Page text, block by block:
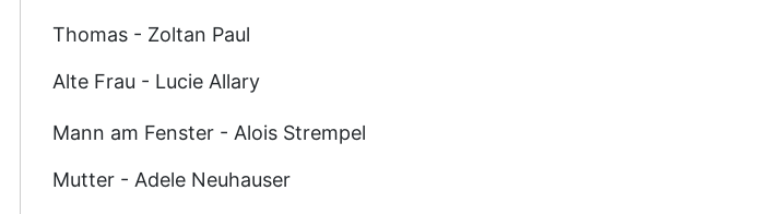
Thomas - Zoltan Paul
Alte Frau - Lucie Allary
Mann am Fenster - Alois Strempel
Mutter - Adele Neuhauser